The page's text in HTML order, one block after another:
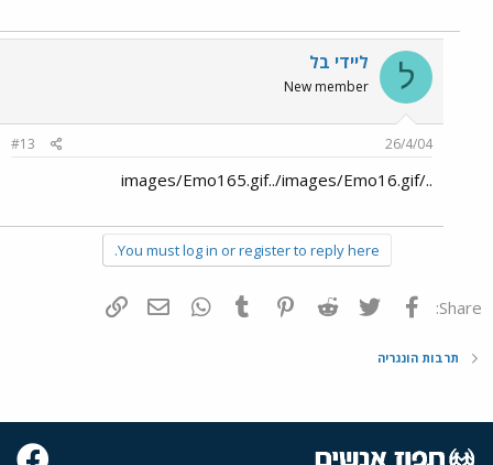
ל ליידי בל
New member
26/4/04
#13
../images/Emo165.gif../images/Emo16.gif
You must log in or register to reply here.
Share: פייסבוק Twitter
Reddit
Pinterest
Tumblr
WhatsAppדואר אלקטרוני
תרבות הונגריה